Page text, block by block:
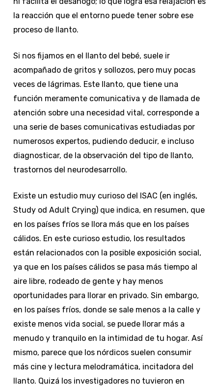
la reacción que el entorno puede tener sobre ese
proceso de llanto.
Si nos fijamos en el llanto del bebé, suele ir
acompañado de gritos y sollozos, pero muy pocas
veces de lágrimas. Este llanto, que tiene una
función meramente comunicativa y de llamada de
atención sobre una necesidad vital, corresponde a
una serie de bases comunicativas estudiadas por
numerosos expertos, pudiendo deducir, e incluso
diagnosticar, de la observación del tipo de llanto,
trastornos del neurodesarrollo.
Existe un estudio muy curioso del ISAC (en inglés,
Study od Adult Crying) que indica, en resumen, que
en los países fríos se llora más que en los países
cálidos. En este curioso estudio, los resultados
están relacionados con la posible exposición social,
ya que en los países cálidos se pasa más tiempo al
aire libre, rodeado de gente y hay menos
oportunidades para llorar en privado. Sin embargo,
en los países fríos, donde se sale menos a la calle y
existe menos vida social, se puede llorar más a
menudo y tranquilo en la intimidad de tu hogar. Así
mismo, parece que los nórdicos suelen consumir
más cine y lectura melodramática, incitadora del
llanto. Quizá los investigadores no tuvieron en